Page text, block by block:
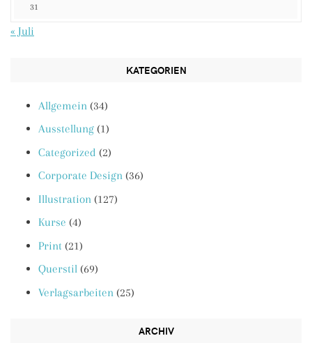
31
« Juli
KATEGORIEN
Allgemein (34)
Ausstellung (1)
Categorized (2)
Corporate Design (36)
Illustration (127)
Kurse (4)
Print (21)
Querstil (69)
Verlagsarbeiten (25)
ARCHIV